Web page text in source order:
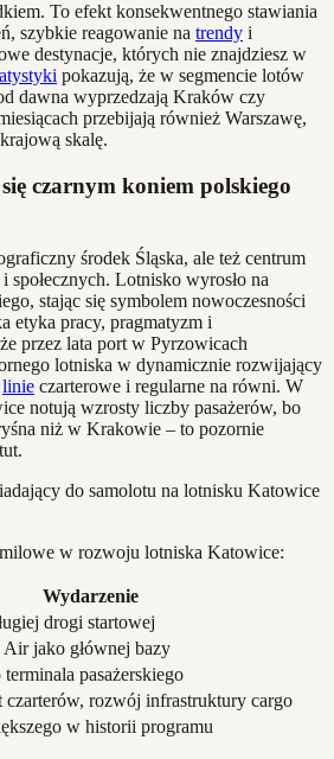
To efekt konsekwentnego stawiania
szybkie reagowanie na trendy i
destynacje, których nie znajdziesz w
pokazują, że w segmencie lotów
dawna wyprzedzają Kraków czy
przebijają również Warszawę,
skalę.
czarnym koniem polskiego
środek Śląska, ale też centrum
społecznych. Lotnisko wyrosło na
stając się symbolem nowoczesności
etyka pracy, pragmatyzm i
przez lata port w Pyrzowicach
lotniska w dynamicznie rozwijający
linie czarterowe i regularne na równi. W
notują wzrosty liczby pasażerów, bo
niż w Krakowie – to pozornie
w rozwoju lotniska Katowice:
Wydarzenie
drogi startowej
jako głównej bazy
pasażerskiego
rozwój infrastruktury cargo
w historii programu